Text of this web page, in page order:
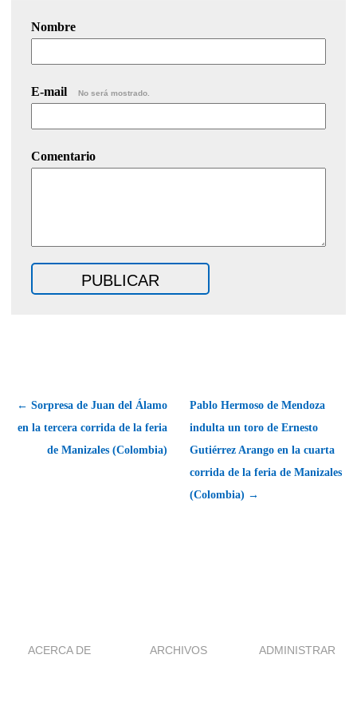
Nombre
E-mail No será mostrado.
Comentario
← Sorpresa de Juan del Álamo
en la tercera corrida de la feria
de Manizales (Colombia)
Pablo Hermoso de Mendoza
indulta un toro de Ernesto
Gutiérrez Arango en la cuarta
corrida de la feria de Manizales
(Colombia) →
ACERCA DE ARCHIVOS ADMINISTRAR